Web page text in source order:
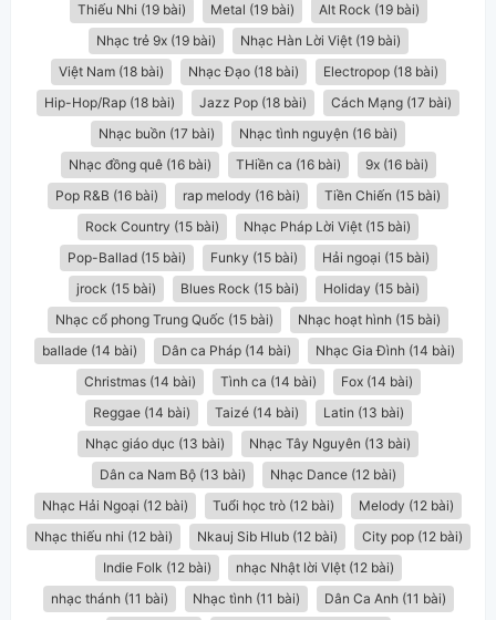
Thiếu Nhi (19 bài)
Metal (19 bài)
Alt Rock (19 bài)
Nhạc trẻ 9x (19 bài)
Nhạc Hàn Lời Việt (19 bài)
Việt Nam (18 bài)
Nhạc Đạo (18 bài)
Electropop (18 bài)
Hip-Hop/Rap (18 bài)
Jazz Pop (18 bài)
Cách Mạng (17 bài)
Nhạc buồn (17 bài)
Nhạc tình nguyện (16 bài)
Nhạc đồng quê (16 bài)
THiền ca (16 bài)
9x (16 bài)
Pop R&B (16 bài)
rap melody (16 bài)
Tiền Chiến (15 bài)
Rock Country (15 bài)
Nhạc Pháp Lời Việt (15 bài)
Pop-Ballad (15 bài)
Funky (15 bài)
Hải ngoại (15 bài)
jrock (15 bài)
Blues Rock (15 bài)
Holiday (15 bài)
Nhạc cổ phong Trung Quốc (15 bài)
Nhạc hoạt hình (15 bài)
ballade (14 bài)
Dân ca Pháp (14 bài)
Nhạc Gia Đình (14 bài)
Christmas (14 bài)
Tình ca (14 bài)
Fox (14 bài)
Reggae (14 bài)
Taizé (14 bài)
Latin (13 bài)
Nhạc giáo dục (13 bài)
Nhạc Tây Nguyên (13 bài)
Dân ca Nam Bộ (13 bài)
Nhạc Dance (12 bài)
Nhạc Hải Ngoại (12 bài)
Tuổi học trò (12 bài)
Melody (12 bài)
Nhạc thiếu nhi (12 bài)
Nkauj Sib Hlub (12 bài)
City pop (12 bài)
Indie Folk (12 bài)
nhạc Nhật lời VIệt (12 bài)
nhạc thánh (11 bài)
Nhạc tình (11 bài)
Dân Ca Anh (11 bài)